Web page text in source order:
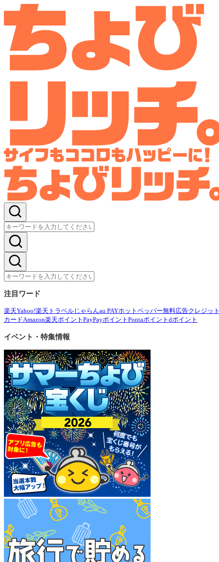
注目ワード
楽天Yahoo!楽天トラベル じゃらんau PAYホットペッパー無料広告クレジッ
カードAmazon楽天ポイント PayPayポイント Pontaポイント dポイント
イベント・特集情報